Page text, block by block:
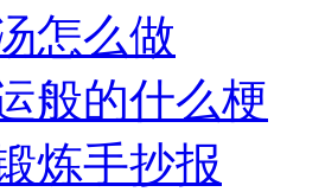
怎么做
般的什么梗
炼手抄报